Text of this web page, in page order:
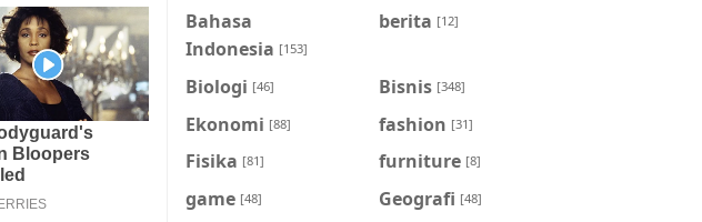
Bahasa
Indonesia [153]
berita [12]
Biologi [46] Bisnis [348]
Ekonomi [88] fashion [31]
Fisika [81] furniture [8]
game [48] Geografi [48]